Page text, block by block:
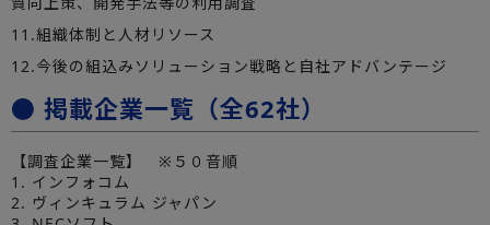
11.組織体制と人材リソース
12.今後の組込みソリューション戦略と自社アドバンテージ
● 掲載企業一覧（全62社）
【調査企業一覧】 ※５０音順
1. インフォコム
2. ヴィンキュラム ジャパン